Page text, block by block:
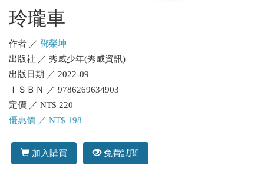
玲瓏車
作者 ／ 鄧榮坤
出版社 ／ 秀威少年(秀威資訊)
出版日期 ／ 2022-09
ＩＳＢＮ ／ 9786269634903
定價 ／ NT$ 220
優惠價 ／ NT$ 198
加入購買 免費試閱